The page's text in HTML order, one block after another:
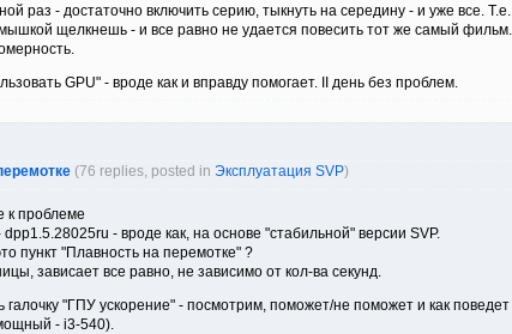
раз - достаточно включить серию, тыкнуть на середину - и уже все.
щелкнешь - и все равно не удается повесить тот же самый фильм.
GPU" - вроде как и вправду помогает. II день без проблем.
(76 replies, posted in Эксплуатация SVP)
к проблеме
- вроде как, на основе "стабильной" версии SVP.
пункт "Плавность на перемотке" ?
зависает все равно, не зависимо от кол-ва секунд.
"ГПУ ускорение" - посмотрим, поможет/не поможет и как
- i3-540).